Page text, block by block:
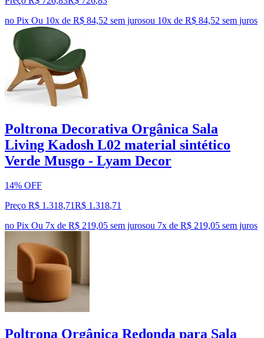
no Pix Ou 10x de R$ 84,52 sem jurosou 10x de R$ 84,52 sem juros
Poltrona Decorativa Orgânica Sala
Living Kadosh L02 material sintético
Verde Musgo - Lyam Decor
14% OFF
Preço R$ 1.318,71R$ 1.318,71
no Pix Ou 7x de R$ 219,05 sem jurosou 7x de R$ 219,05 sem juros
Poltrona Orgânica Redonda para Sala